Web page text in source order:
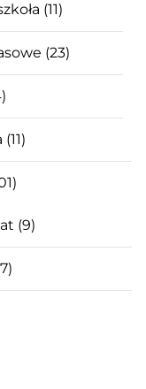
(11)
(23)
(9)